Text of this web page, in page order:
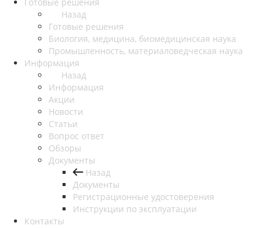
Назад
Готовые решения
Биология, медицина, биомедицинская наука
Промышленность, материаловедческая наука
Информация
Назад
Информация
Акции
Новости
Статьи
Вопрос ответ
Обзоры
Документы
Назад
Документы
Регистрационные удостоверения
Инструкции по эксплуатации
Контакты